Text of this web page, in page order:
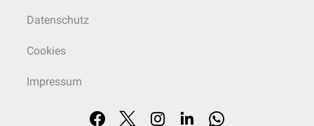
Datenschutz
Cookies
Impressum